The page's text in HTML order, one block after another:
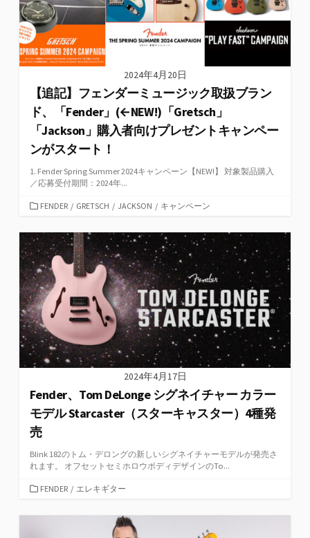
2024年4月20日
【追記】フェンダーミュージック取扱ブラン
ド、「Fender」(←NEW!)「Gretsch」
「Jackson」購入者向けプレゼントキャンペー
ンがスタート！
1. Fender Spring Summer 2024キャンペーン【NEW!】 対象製品購入
／応募受付期間：2024年...
カ
ゴ
ー
FENDER / GRETSCH / JACKSON / キャンペーン
2024年4月17日
Fender、Tom DeLonge シグネイチャー カラー
モデル Starcaster（スターキャスター）4種発
売
Blink 182のトム・デロングの新しいシグネイチャーモデルが発売さ
れます。 オフセットセミホロウボディデザインのTo...
カ
ゴ
FENDER / エレキギター